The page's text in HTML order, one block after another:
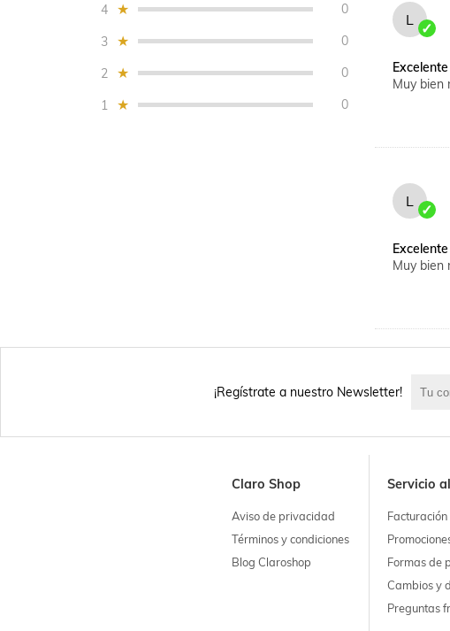
4 0
3 0
2 0
1 0
L
Excelente
Muy bien
L
Excelente
Muy bien
¡Regístrate a nuestro Newsletter!
Claro Shop
Aviso de privacidad
Términos y condiciones
Blog Claroshop
Servicio
Formas de
Cambios y
Preguntas